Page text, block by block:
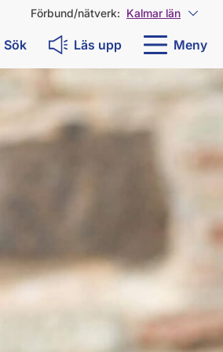
Förbund/nätverk: Kalmar län Visa
Sök Läs upp Meny